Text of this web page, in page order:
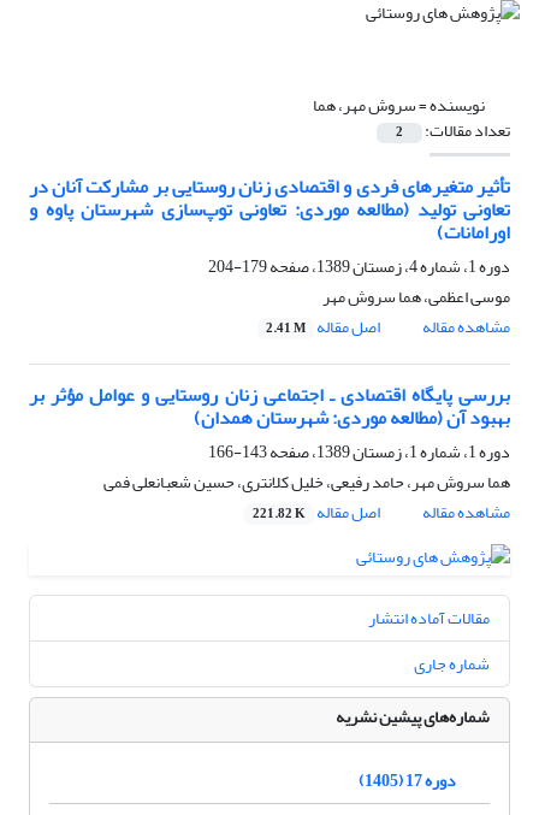
نویسنده =سروش مهر، هما
تعداد مقالات: 2
تأثیر متغیرهای فردی و اقتصادی زنان روستایی بر مشارکت آنان در
تعاونی تولید (مطالعه موردی: تعاونی توپ‌سازی شهرستان پاوه و
اورامانات)
دوره 1، شماره 4، زمستان 1389، صفحه
179-204
موسی اعظمی، هما سروش مهر
مشاهده مقاله
اصل مقاله 2.41 M
بررسی پایگاه اقتصادی ـ اجتماعی زنان روستایی و عوامل مؤثر بر
بهبود آن (مطالعه موردی: شهرستان همدان)
دوره 1، شماره 1، زمستان 1389، صفحه
143-166
هما سروش مهر، حامد رفیعی، خلیل کلانتری، حسین شعبانعلی فمی
مشاهده مقاله
اصل مقاله 221.82 K
مقالات آماده انتشار
شماره جاری
شماره‌های پیشین نشریه
دوره 17 (1405)